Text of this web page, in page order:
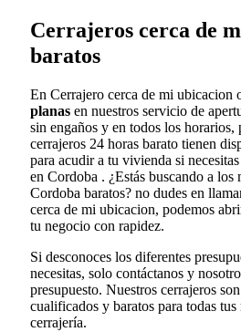
Cerrajeros cerca de
baratos
En Cerrajero cerca de mi ubicacion
planas en nuestros servicio de
sin engaños y en todos los horarios,
cerrajeros 24 horas barato tienen
para acudir a tu vivienda si
en Cordoba . ¿Estás buscando a los
Cordoba baratos? no dudes en
cerca de mi ubicacion, podemos
tu negocio con rapidez.
Si desconoces los diferentes
necesitas, solo contáctanos y
presupuesto. Nuestros cerrajeros
cualificados y baratos para todas tus
cerrajería.